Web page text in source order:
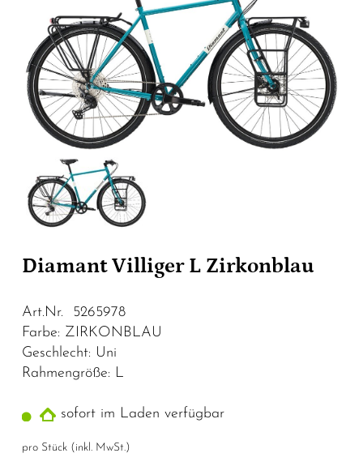
Diamant Villiger L Zirkonblau
Art.Nr. 5265978
Farbe: ZIRKONBLAU
Geschlecht: Uni
Rahmengröße: L
sofort im Laden verfügbar
pro Stück (inkl. MwSt.)